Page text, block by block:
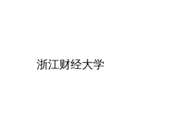
浙江财经大学